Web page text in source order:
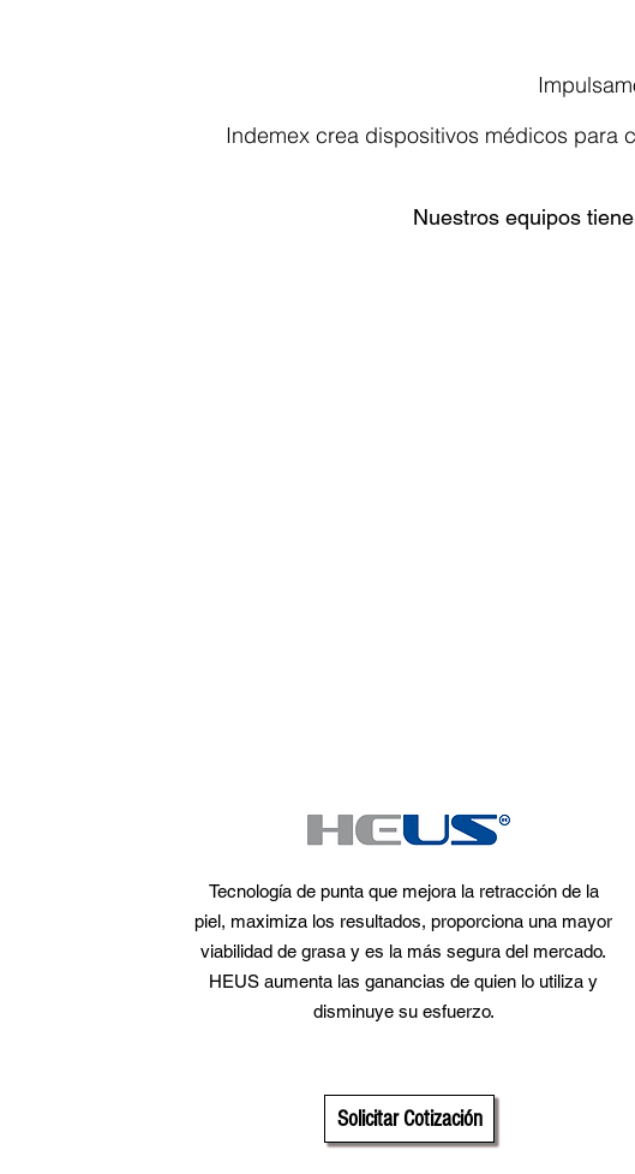
Indemex crea dispositivos médicos para
Nuestros equipos
Tecnología de punta que mejora la retracción de la
piel, maximiza los resultados, proporciona una mayor
viabilidad de grasa y es la más segura del mercado.
HEUS aumenta las ganancias de quien lo utiliza y
disminuye su esfuerzo.
Solicitar Cotización